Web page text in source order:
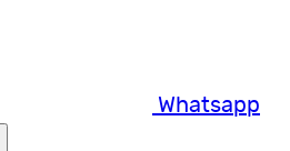
Whatsapp